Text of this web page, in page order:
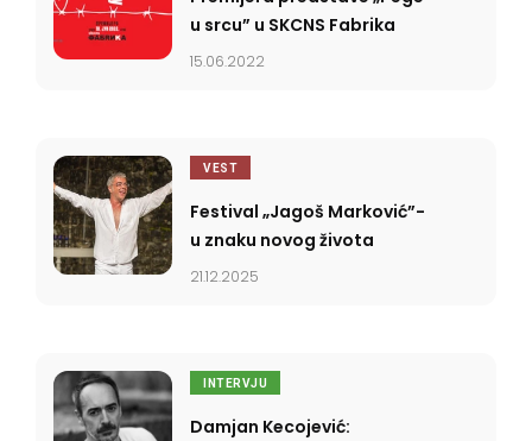
u srcu” u SKCNS Fabrika
15.06.2022
VEST
Festival „Jagoš Marković”-
u znaku novog života
21.12.2025
INTERVJU
Damjan Kecojević: